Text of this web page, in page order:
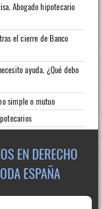
Abogado hipotecario
el cierre de Banco
ayuda. ¿Qué debo
simple o mutuo
EN DERECHO
ESPAÑA